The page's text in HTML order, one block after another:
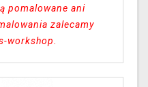
pomalowane ani
zalecamy
workshop.